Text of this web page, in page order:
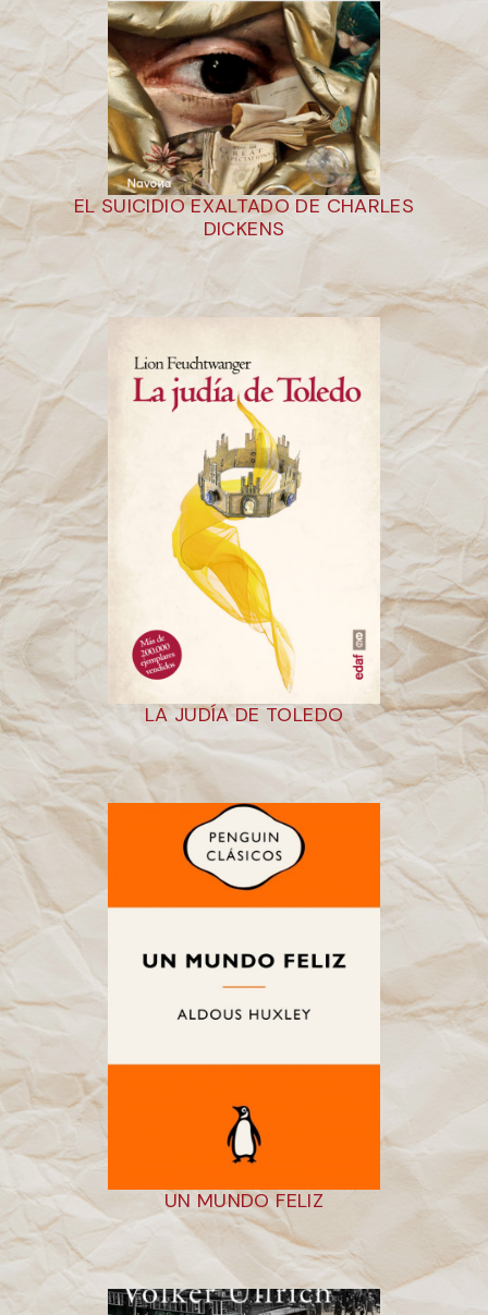
EL SUICIDIO EXALTADO DE CHARLES
DICKENS
LA JUDÍA DE TOLEDO
UN MUNDO FELIZ